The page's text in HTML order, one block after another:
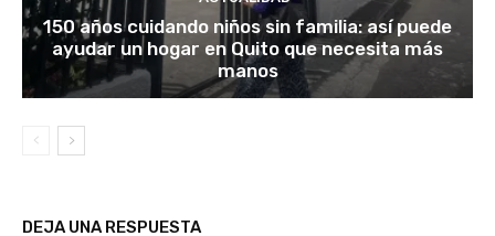
150 años cuidando niños sin familia: así puede
ayudar un hogar en Quito que necesita más
manos
DEJA UNA RESPUESTA